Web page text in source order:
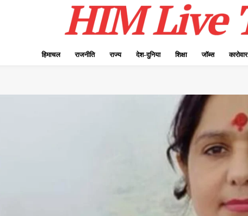
हिमाचल राजनीति राज्य देश-दुनिया शिक्षा जॉब्स कारोवार